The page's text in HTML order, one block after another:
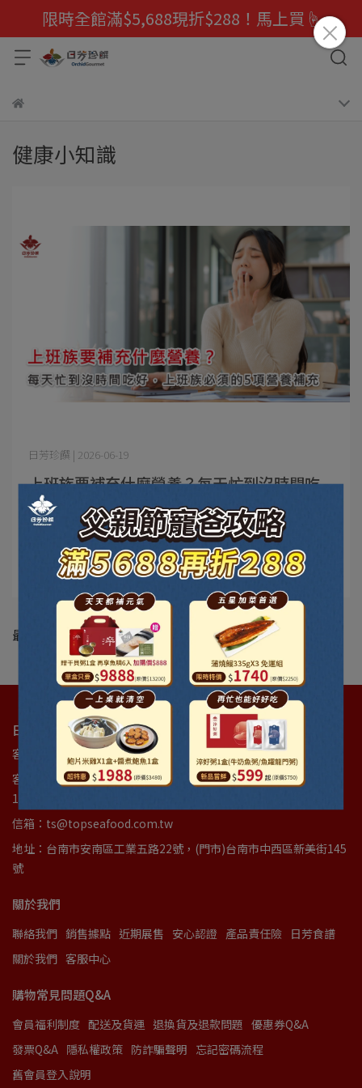
限時全館滿$5,688現折$288！馬上買☝️
健康小知識
上班族要補充什麼營養？每天忙到沒時間吃
好，上班族必須的5項營養補充
日芳珍饌 | 2026-06-19
上班族要補充什麼營養？每天忙到沒時間吃好，上班族必
須的5項營養補充 每天一⋯
閱讀更多 ->
最新動態
日芳珍饌 ｜ 統編89502532 統編37616464
客服專線：(06)3842277
客服時間：週一至週五(國定假日例外)08:00am~12:00am｜
13:00pm~17:00pm
信箱：ts@topseafood.com.tw
地址：台南市安南區工業五路22號，(門市)台南市中西區新美街145
號
關於我們
聯絡我們 銷售據點 近期展售 安心認證 產品責任險 日芳食譜
關於我們 客服中心
購物常見問題Q&A
會員福利制度 配送及貨運 退換貨及退款問題 優惠券Q&A
發票Q&A 隱私權政策 防詐騙聲明 忘記密碼流程
舊會員登入說明